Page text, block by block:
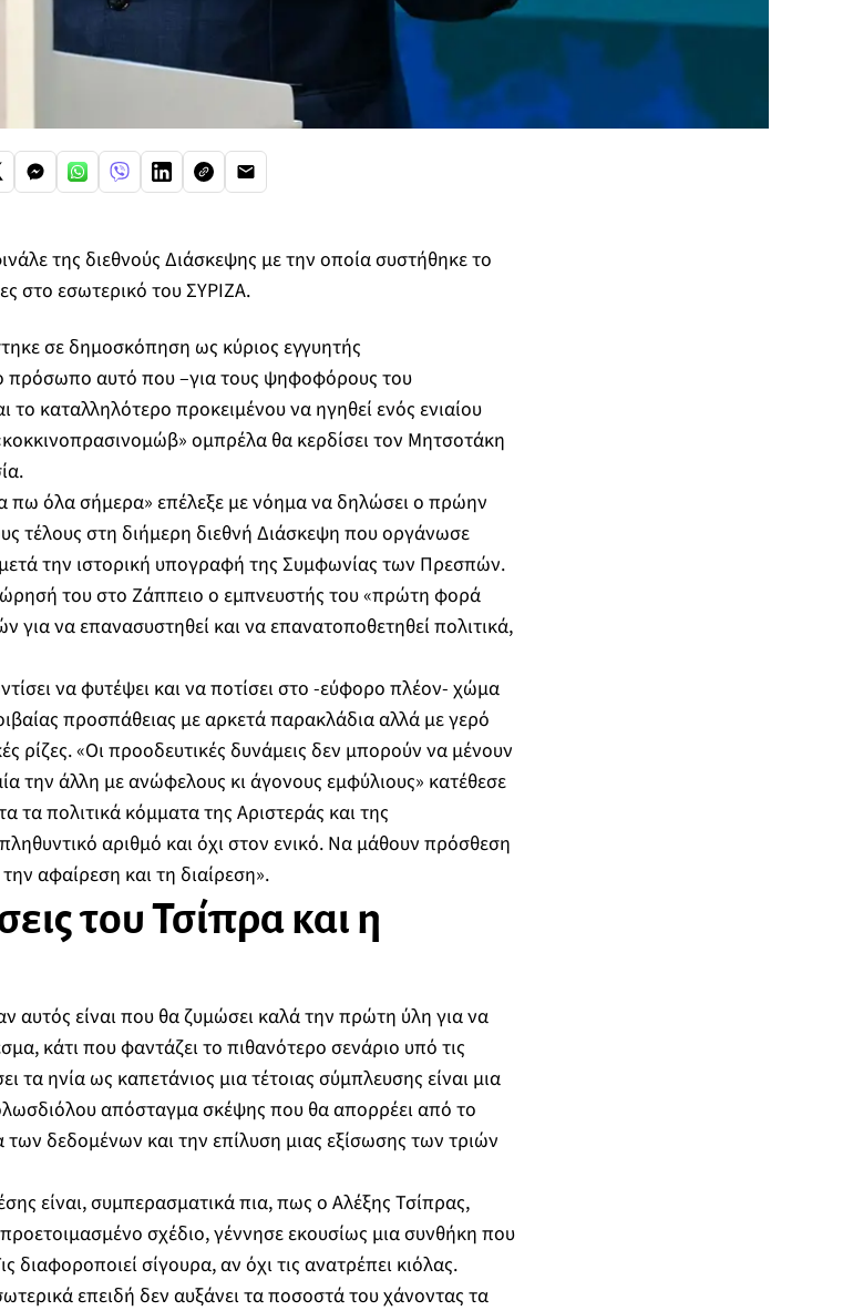
της διεθνούς Διάσκεψης με την οποία συστήθηκε το
στο εσωτερικό του ΣΥΡΙΖΑ.
σε δημοσκόπηση ως κύριος εγγυητής
πρόσωπο αυτό που –για τους ψηφοφόρους του
το καταλληλότερο προκειμένου να ηγηθεί ενός ενιαίου
ομπρέλα θα κερδίσει τον Μητσοτάκη
πω όλα σήμερα» επέλεξε με νόημα να δηλώσει ο πρώην
τέλους στη διήμερη διεθνή Διάσκεψη που οργάνωσε
την ιστορική υπογραφή της Συμφωνίας των Πρεσπών.
του στο Ζάππειο ο εμπνευστής του «πρώτη φορά
για να επανασυστηθεί και να επανατοποθετηθεί πολιτικά,
να φυτέψει και να ποτίσει στο -εύφορο πλέον- χώμα
προσπάθειας με αρκετά παρακλάδια αλλά με γερό
ρίζες. «Οι προοδευτικές δυνάμεις δεν μπορούν να μένουν
την άλλη με ανώφελους κι άγονους εμφύλιους» κατέθεσε
τα πολιτικά κόμματα της Αριστεράς και της
αριθμό και όχι στον ενικό. Να μάθουν πρόσθεση
αφαίρεση και τη διαίρεση».
του Τσίπρα και η
αυτός είναι που θα ζυμώσει καλά την πρώτη ύλη για να
κάτι που φαντάζει το πιθανότερο σενάριο υπό τις
τα ηνία ως καπετάνιος μια τέτοιας σύμπλευσης είναι μια
απόσταγμα σκέψης που θα απορρέει από το
δεδομένων και την επίλυση μιας εξίσωσης των τριών
είναι, συμπερασματικά πια, πως ο Αλέξης Τσίπρας,
σχέδιο, γέννησε εκουσίως μια συνθήκη που
διαφοροποιεί σίγουρα, αν όχι τις ανατρέπει κιόλας.
επειδή δεν αυξάνει τα ποσοστά του χάνοντας τα